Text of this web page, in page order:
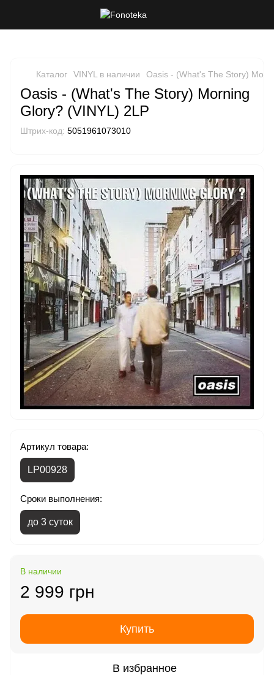
Каталог VINYL в наличии Oasis - (What's The Story)
Oasis - (What's The Story) Morning
Glory? (VINYL) 2LP
Штрих-код: 5051961073010
Артикул товара:
LP00928
Сроки выполнения:
до 3 суток
В наличии
2 999 грн
Купить
В избранное